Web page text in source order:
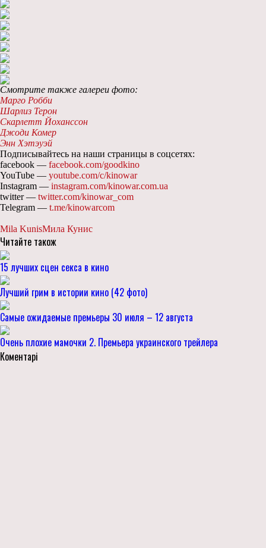
Смотрите также галереи фото:
Марго Робби
Шарлиз Терон
Скарлетт Йоханссон
Джоди Комер
Энн Хэтэуэй
Подписывайтесь на наши страницы в соцсетях:
facebook — facebook.com/goodkino
YouTube — youtube.com/c/kinowar
Instagram — instagram.com/kinowar.com.ua
twitter — twitter.com/kinowar_com
Telegram — t.me/kinowarcom
Mila KunisМила Кунис
Читайте також
15 лучших сцен секса в кино
Лучший грим в истории кино (42 фото)
Самые ожидаемые премьеры 30 июля – 12 августа
Очень плохие мамочки 2. Премьера украинского трейлера
Коментарі